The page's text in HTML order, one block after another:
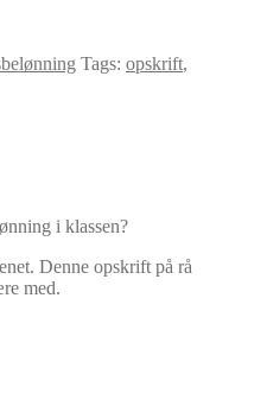
Tags: opskrift,
i klassen?
Denne opskrift på rå
med.